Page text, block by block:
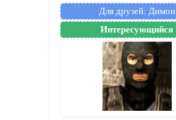
Для друзей: Димон
Интересующийся